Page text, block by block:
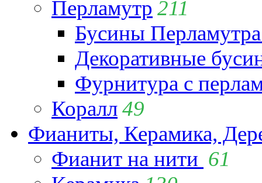
Перламутр 211
Бусины
Декоративные
Фурнитура с
Коралл49
Фианиты, Керамика,
Фианит на нити 61